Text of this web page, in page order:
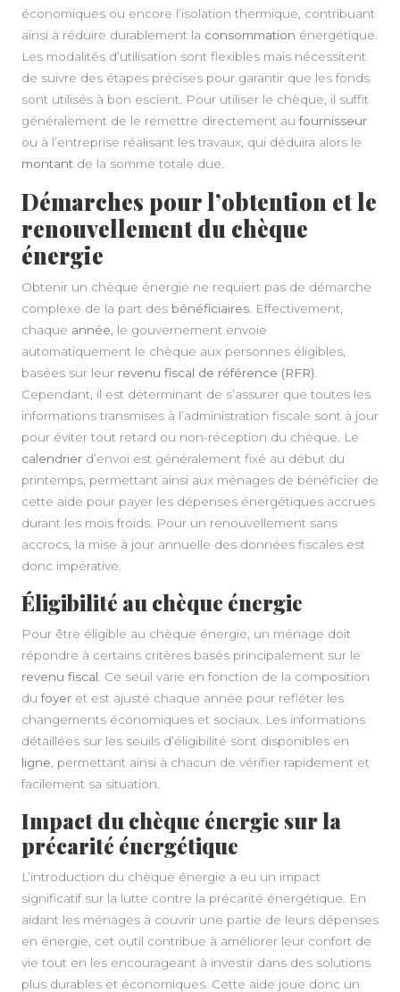
économiques ou encore l’isolation thermique, contribuant
ainsi à réduire durablement la consommation énergétique.
Les modalités d’utilisation sont flexibles mais nécessitent
de suivre des étapes précises pour garantir que les fonds
sont utilisés à bon escient. Pour utiliser le chèque, il suffit
généralement de le remettre directement aufournisseur
ou à l’entreprise réalisant les travaux, qui déduira alors le
montant de la somme totale due.
Démarches pour l’obtention et le
renouvellement du chèque
énergie
Obtenir un chèque énergie ne requiert pas de démarche
complexe de la part des bénéficiaires . Effectivement,
chaque année , le gouvernement envoie
automatiquement le chèque aux personnes éligibles,
basées sur leur revenu fiscal de référence (RFR)
Cependant, il est déterminant de s’assurer que toutes les
informations transmises à l’administration fiscale sont à jour
pour éviter tout retard ou non-réception du chèque. Le
calendrier d’envoi est généralement fixé au début du
printemps, permettant ainsi aux ménages de bénéficier de
cette aide pour payer les dépenses énergétiques accrues
durant les mois froids. Pour un renouvellement sans
accrocs, la mise à jour annuelle des données fiscales est
donc impérative.
Éligibilité au chèque énergie
Pour être éligible au chèque énergie, un ménage doit
répondre à certains critères basés principalement sur le
revenu fiscal . Ce seuil varie en fonction de la composition
dufoyer et est ajusté chaque année pour refléter les
changements économiques et sociaux. Les informations
détaillées sur les seuils d’éligibilité sont disponibles en
ligne , permettant ainsi à chacun de vérifier rapidement et
facilement sa situation.
Impact du chèque énergie sur la
précarité énergétique
L’introduction du chèque énergie a eu un impact
significatif sur la lutte contre la précarité énergétique. En
aidant les ménages à couvrir une partie de leurs dépenses
en énergie, cet outil contribue à améliorer leur confort de
vie tout en les encourageant à investir dans des solutions
plus durables et économiques. Cette aide joue donc un